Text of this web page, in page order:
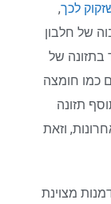
לכך,
של חלבון
של
חומצה
תזונה
וזאת
מצוינת